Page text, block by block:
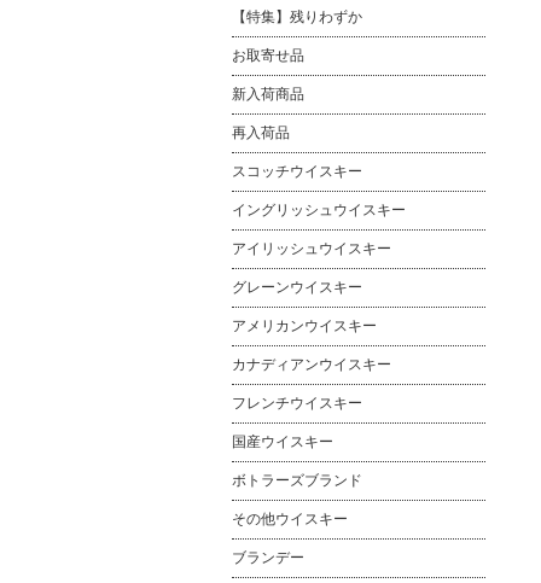
【特集】残りわずか
お取寄せ品
新入荷商品
再入荷品
スコッチウイスキー
イングリッシュウイスキー
アイリッシュウイスキー
グレーンウイスキー
アメリカンウイスキー
カナディアンウイスキー
フレンチウイスキー
国産ウイスキー
ボトラーズブランド
その他ウイスキー
ブランデー